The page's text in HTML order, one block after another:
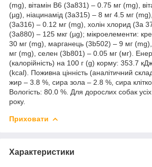
(mg), вітамін В6 (3а831) – 0.75 мг (mg),
(µg), ніацинамід (3а315) – 8 мг 4.5 мг
(3а316) – 0.12 мг (mg), холін хлорид (3а
(3а880) – 125 мкг (µg); мікроелементи:
30 мг (mg), марганець (3b502) – 9 мг
мг (mg), селен (3b801) – 0.05 мг (мг).
(калорійність) на 100 г (g) корму: 353.7
(kcal). Поживна цінність (аналітичний
жир – 3.8 %, сира зола – 2.8 %, сира
Вологість: 80.0 %. Для дорослих собак усіх
року.
Приховати
Характеристики